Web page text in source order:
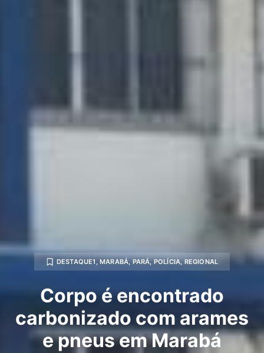
DESTAQUE1 , MARABÁ,PARÁ,POLÍCIA,REGIONAL
Corpo é encontrado
carbonizado com arames
e pneus em Marabá